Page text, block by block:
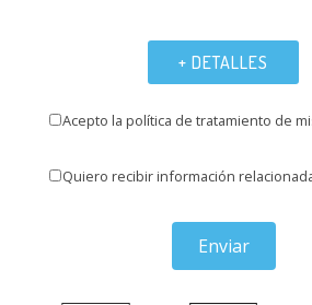
+ DETALLES
Acepto la política de tratamiento de
Quiero recibir información
Enviar